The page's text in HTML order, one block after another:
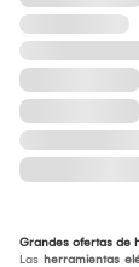
Grandes ofertas de
Las herramientas